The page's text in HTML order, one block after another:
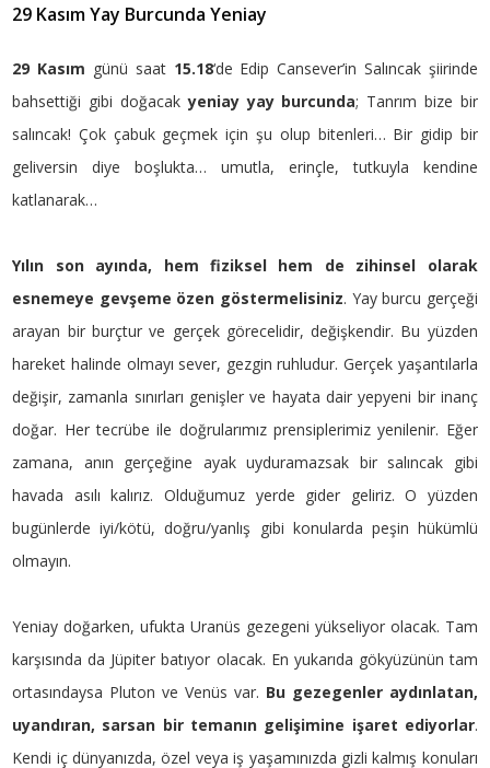
29 Kasım Yay Burcunda Yeniay
29 Kasım günü saat 15.18‘de Edip Cansever’in Salıncak şiirinde
bahsettiği gibi doğacakyeniay yay burcunda; Tanrım bize bir
salıncak! Çok çabuk geçmek için şu olup bitenleri… Bir gidip bir
geliversin diye boşlukta… umutla, erinçle, tutkuyla kendine
katlanarak…
Yılın son ayında, hem fiziksel hem de zihinsel olarak
esnemeye gevşeme özen göstermelisiniz. Yay burcu gerçeği
arayan bir burçtur ve gerçek görecelidir, değişkendir. Bu yüzden
hareket halinde olmayı sever, gezgin ruhludur. Gerçek yaşantılarla
değişir, zamanla sınırları genişler ve hayata dair yepyeni bir inanç
doğar. Her tecrübe ile doğrularımız prensiplerimiz yenilenir. Eğer
zamana, anın gerçeğine ayak uyduramazsak bir salıncak gibi
havada asılı kalırız. Olduğumuz yerde gider geliriz. O yüzden
bugünlerde iyi/kötü, doğru/yanlış gibi konularda peşin hükümlü
olmayın.
Yeniay doğarken, ufukta Uranüs gezegeni yükseliyor olacak. Tam
karşısında da Jüpiter batıyor olacak. En yukarıda gökyüzünün tam
ortasındaysa Pluton ve Venüs var. Bu gezegenler aydınlatan,
uyandıran, sarsan bir temanın gelişimine işaret ediyorlar.
Kendi iç dünyanızda, özel veya iş yaşamınızda gizli kalmış konuları